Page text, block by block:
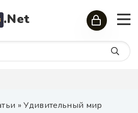
.Net
» Удивительный мир